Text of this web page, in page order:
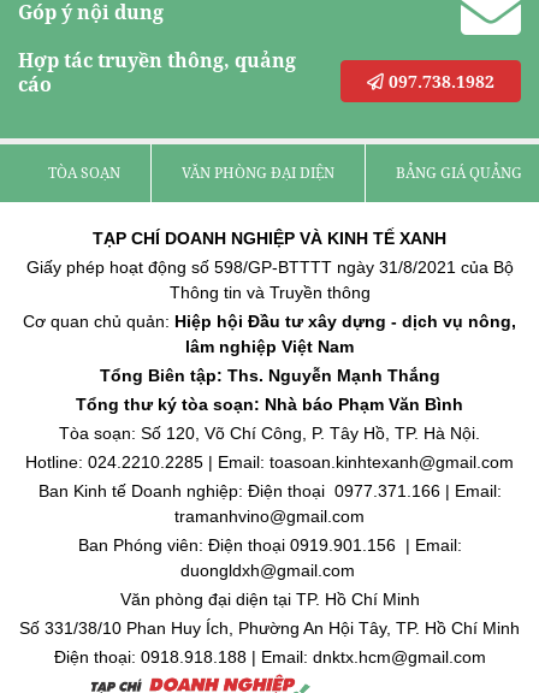
Góp ý nội dung
Hợp tác truyền thông, quảng
cáo
097.738.1982
TÒA SOẠN VĂN PHÒNG ĐẠI DIỆN BẢNG GIÁ QUẢNG
TẠP CHÍ DOANH NGHIỆP VÀ KINH TẾ XANH
Giấy phép hoạt động số 598/GP-BTTTT ngày 31/8/2021 của Bộ
Thông tin và Truyền thông
Cơ quan chủ quản: Hiệp hội Đầu tư xây dựng - dịch vụ nông,
lâm nghiệp Việt Nam
Tổng Biên tập: Ths. Nguyễn Mạnh Thắng
Tổng thư ký tòa soạn: Nhà báo Phạm Văn Bình
Tòa soạn: Số 120, Võ Chí Công, P. Tây Hồ, TP. Hà Nội.
Hotline: 024.2210.2285 | Email: toasoan.kinhtexanh@gmail.com
Ban Kinh tế Doanh nghiệp: Điện thoại 0977.371.166 | Email:
tramanhvino@gmail.com
Ban Phóng viên: Điện thoại 0919.901.156 | Email:
duongldxh@gmail.com
Văn phòng đại diện tại TP. Hồ Chí Minh
Số 331/38/10 Phan Huy Ích, Phường An Hội Tây, TP. Hồ Chí Minh
Điện thoại: 0918.918.188 | Email: dnktx.hcm@gmail.com